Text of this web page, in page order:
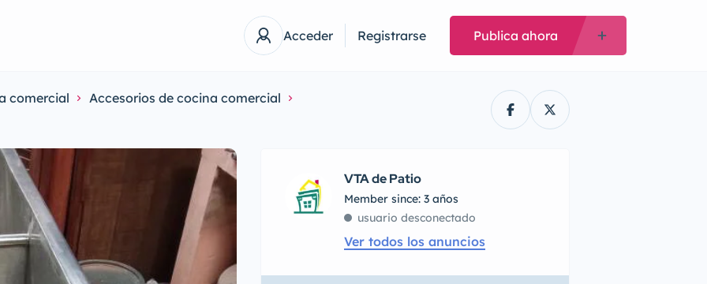
Acceder Registrarse Publica ahora
comercial Accesorios de cocina comercial
VTA de Patio
Member since: 3 años
usuario desconectado
Ver todos los anuncios